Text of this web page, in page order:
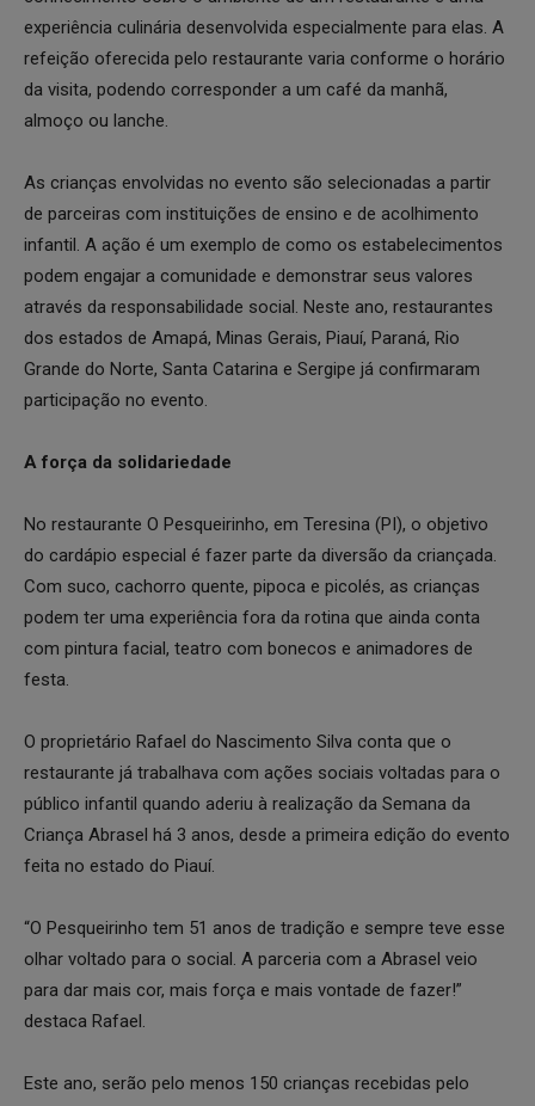
experiência culinária desenvolvida especialmente para elas. A
refeição oferecida pelo restaurante varia conforme o horário
da visita, podendo corresponder a um café da manhã,
almoço ou lanche.
As crianças envolvidas no evento são selecionadas a partir
de parceiras com instituições de ensino e de acolhimento
infantil. A ação é um exemplo de como os estabelecimentos
podem engajar a comunidade e demonstrar seus valores
através da responsabilidade social. Neste ano, restaurantes
dos estados de Amapá, Minas Gerais, Piauí, Paraná, Rio
Grande do Norte, Santa Catarina e Sergipe já confirmaram
participação no evento.
A força da solidariedade
No restaurante O Pesqueirinho, em Teresina (PI), o objetivo
do cardápio especial é fazer parte da diversão da criançada.
Com suco, cachorro quente, pipoca e picolés, as crianças
podem ter uma experiência fora da rotina que ainda conta
com pintura facial, teatro com bonecos e animadores de
festa.
O proprietário Rafael do Nascimento Silva conta que o
restaurante já trabalhava com ações sociais voltadas para o
público infantil quando aderiu à realização da Semana da
Criança Abrasel há 3 anos, desde a primeira edição do evento
feita no estado do Piauí.
“O Pesqueirinho tem 51 anos de tradição e sempre teve esse
olhar voltado para o social. A parceria com a Abrasel veio
para dar mais cor, mais força e mais vontade de fazer!”
destaca Rafael.
Este ano, serão pelo menos 150 crianças recebidas pelo